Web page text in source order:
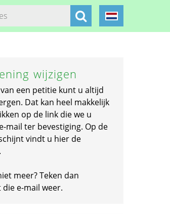
wijzigen
een petitie kunt u altijd
Dat kan heel makkelijk
op de link die we u
mail ter bevestiging. Op de
vindt u hier de
meer? Teken dan
e-mail weer.